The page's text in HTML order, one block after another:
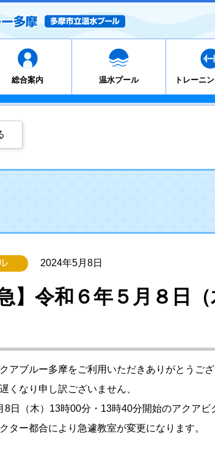
総合案内 温水プール トレーニ
2024年5月8日
急】令和６年５月８日
アブルー多摩をご利用いただきありがとうござ
くなり申し訳ございません、
8日（木）13時00分・13時40分開始のアクアビ
ター都合により急遽教室が変更になります。